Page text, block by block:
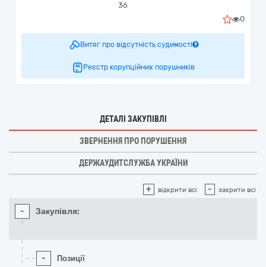
36
0
Витяг про відсутність судимості
Реєстр корупційних порушників
ДЕТАЛІ ЗАКУПІВЛІ
ЗВЕРНЕННЯ ПРО ПОРУШЕННЯ
ДЕРЖАУДИТСЛУЖБА УКРАЇНИ
+ відкрити всі - закрити всі
- Закупівля:
- Позиції